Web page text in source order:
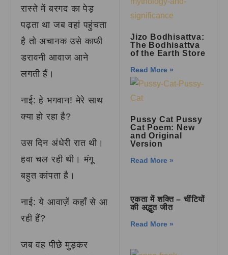
रास्ते में बरगद का पेड़
पढ़ता था जब वहां पहुंचता
है तो अचानक उसे काफी
डरावनी आवाज आने
लगती हैं।
नाई: हे भगवान! मेरे साथ
क्या हो रहा है?
उस दिन अंधेरी रात थी।
हवा चल रही थी। मंगू
बहुत कांपता है।
नाई: ये आवाज़ें कहाँ से आ
रही हैं?
जब वह पीछे मुड़कर
Jizo Bodhisattva:
The Bodhisattva
of the Earth Store
Read More »
Pussy Cat Pussy
Cat Poem: New
and Original
Version
Read More »
एकता में शक्ति – चींटियों
की अद्भुत जीत
Read More »